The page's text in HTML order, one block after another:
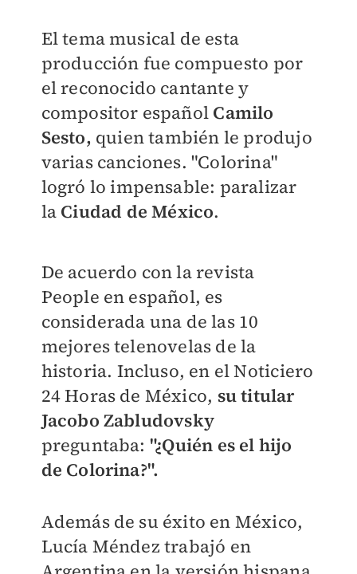
El tema musical de esta
producción fue compuesto por
el reconocido cantante y
compositor español Camilo
Sesto, quien también le produjo
varias canciones. "Colorina"
logró lo impensable: paralizar
la Ciudad de México.
De acuerdo con la revista
People en español, es
considerada una de las 10
mejores telenovelas de la
historia. Incluso, en el Noticiero
24 Horas de México, su titular
Jacobo Zabludovsky
preguntaba: "¿Quién es el hijo
de Colorina?".
Además de su éxito en México,
Lucía Méndez trabajó en